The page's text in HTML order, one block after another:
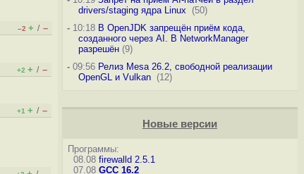
–2 + / –
+2 + / –
+1 + / –
drivers/staging ядра Linux
(50)
-10:18 В OpenJDK запрещён приём кода,
созданного через AI. В NetworkManager
разрешён(9)
-09:56 Релиз Mesa 26.2, свободной реализации
OpenGL и Vulkan (12)
Новые версии
Программы:
08.08 firewalld 2.5.1
07.08 GCC 16.2